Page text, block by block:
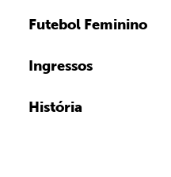
Futebol Feminino
Ingressos
História